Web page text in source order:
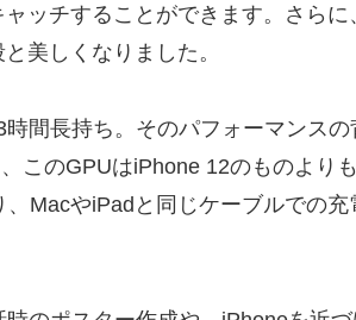
ッチすることができます。さらに
美しくなりました。
間長持ち。そのパフォーマンス
このGPUはiPhone 12のものより
MacやiPadと同じケーブルでの充